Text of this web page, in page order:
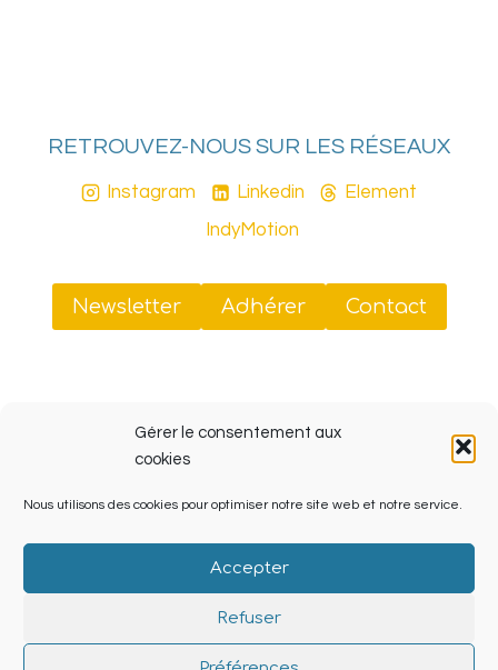
Gérer le consentement aux
cookies
Nous utilisons des cookies pour optimiser notre site web et notre service.
Accepter
Refuser
RETROUVEZ-NOUS SUR LES RÉSEAUX
Instagram Linkedin
Element
IndyMotion
Newsletter Adhérer Contact
Sud Tiers-Lieux
41 rue Jobin, 13003 Marseille (ZINC, Friche La Belle